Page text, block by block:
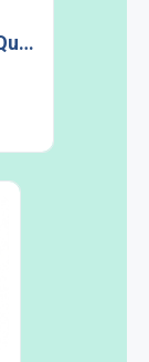
SB-ISI-011 Software Testing dan Quality Assurance